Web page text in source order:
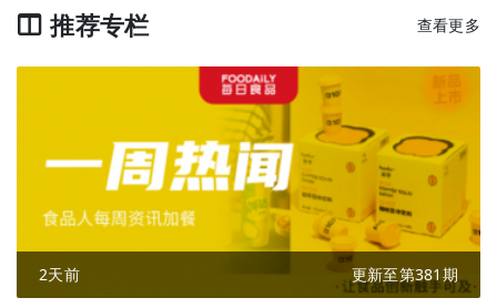
推荐专栏 查看更多
2天前 更新至第381期